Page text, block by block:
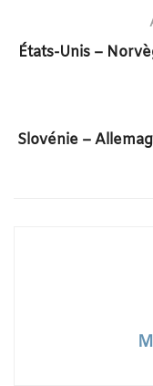
États-Unis –
Slovénie –